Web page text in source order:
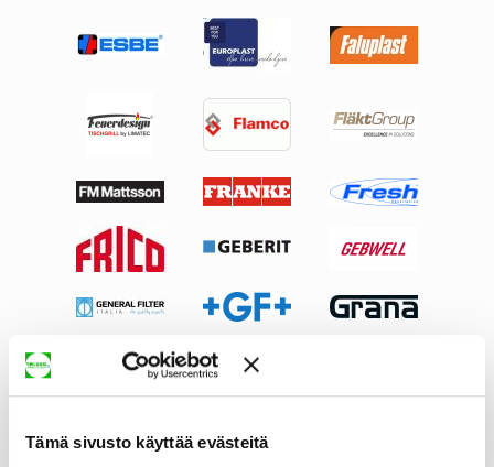
Tämä sivusto käyttää evästeitä